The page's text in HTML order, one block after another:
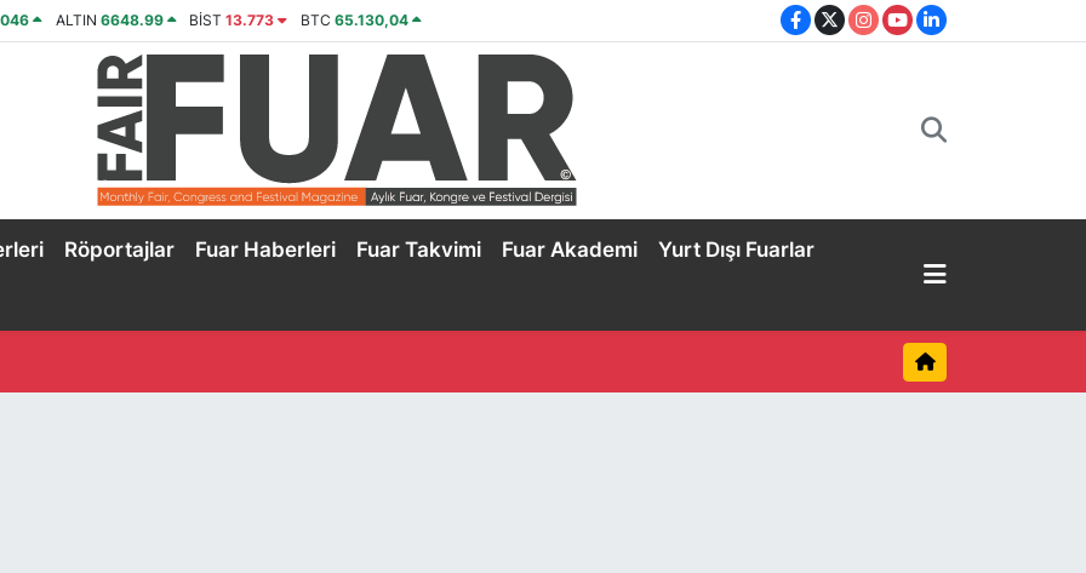
ALTIN 6648.99 BİST13.773 BTC 65.130,04
Röportajlar Fuar Haberleri Fuar Takvimi Fuar Akademi Yurt Dışı Fuarlar